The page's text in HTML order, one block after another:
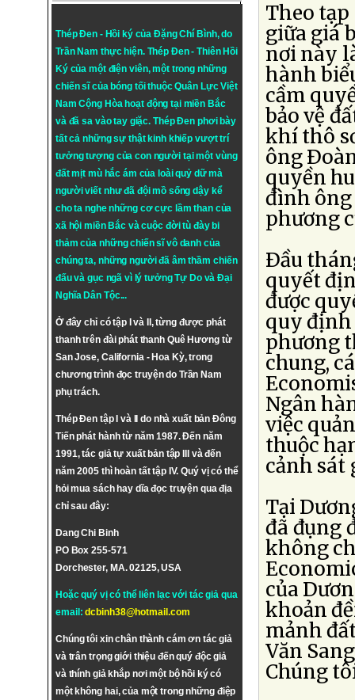
Thép Đen - Hồi ký của Đặng Chí Bình, do
Trần Nam thực hiện. Thép Đen- Thiên Hồi
Ký của một điện viên, một trong những
chiến sĩ của bóng tối thuộc Quân Lực Việt
Nam Cộng Hòa hoạt động tại miền Bắc
và đã sa vào tay giặc. Thép Đen phơi bày
tất cả những sự thật kinh khiếp vượt trí
tưởng tượng của con người tại một vùng
đất mịt mù hắc ám của loài quỷ dữ mà
người viết như đã đội mồ sống dậy kể
cho ta nghe những cơ cực lầm than của
xã hội miền Bắc và cuộc đời tù đày bi
thảm của những chiến sĩ vô danh của
chúng ta, những người đã âm thầm chiến
đấu và gục ngã vì lý tưởngTự DovàĐại
Nghĩa Dân Tộc...
Ở đây chỉ có tập I và II, từng được phát
thanh trên đài phát thanh Quê Hương từ
San Jose, California - Hoa Kỳ, trong
chương trình đọc truyện do Trần Nam
phụ trách.
Thép Đen tập I và II do nhà xuất bản Đông
Tiến phát hành từ năm 1987. Đến năm
1991, tác giả tự xuất bản tập III và đến
năm 2005 thì hoàn tất tập IV. Quý vị có thể
hỏi mua sách hay dĩa đọc truyện qua địa
chỉ sau đây:
Dang Chi Binh
PO Box 255-571
Dorchester, MA. 02125, USA
Hoặc quý vị có thể liên lạc với tác giả qua
email:dcbinh38@hotmail.com
Chúng tôi xin chân thành cám ơn tác giả
và trân trọng giới thiệu đến quý độc giả
và thính giả khắp nơi một bộ hồi ký có
một không hai, của một trong những điệp
Theo
giữa giá
nơi này
hành
cầm
bảo vệ
khí thô
ông
quyền
đình ông
phương
Ðầu
quyết
được
quy định
phương
chung,
Ngân
việc
thuộc
cảnh sát
Tại
đã đụng
không
của
khoản
mảnh
Văn
Chúng